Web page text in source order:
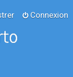
Connexion